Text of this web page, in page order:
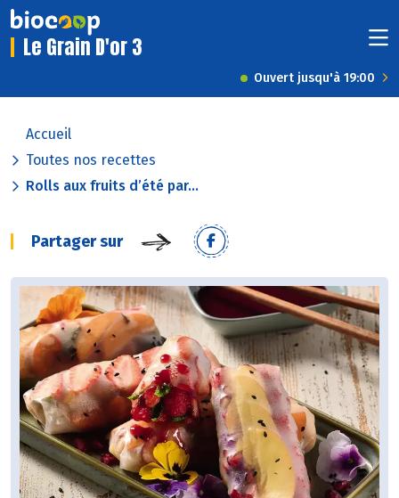
Le Grain D'or 3
Ouvert jusqu'à 19:00
Accueil
Toutes nos recettes
Rolls aux fruits d’été par...
Partager sur